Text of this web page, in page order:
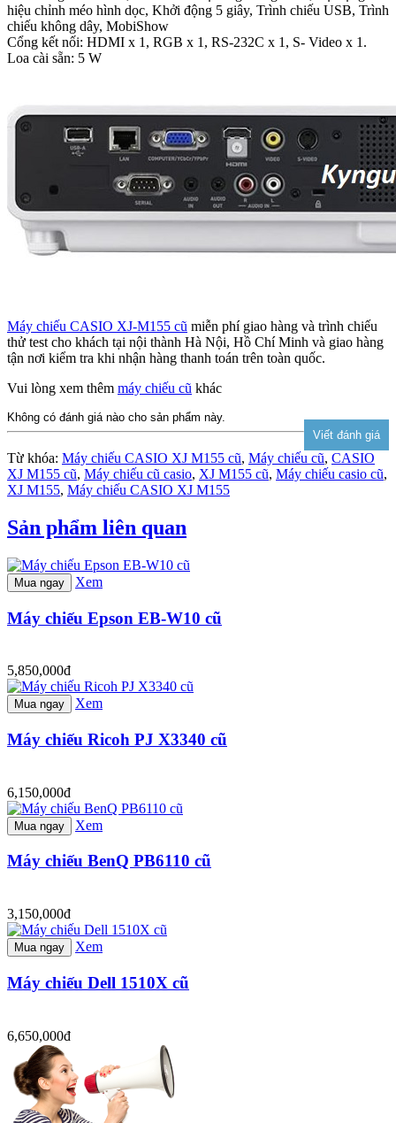
hiệu chỉnh méo hình dọc, Khởi động 5 giây, Trình chiếu USB, Trình
chiếu không dây, MobiShow
Cổng kết nối: HDMI x 1, RGB x 1, RS-232C x 1, S- Video x 1.
Loa cài sẵn: 5 W
Máy chiếu CASIO XJ-M155 cũ miễn phí giao hàng và trình chiếu
thử test cho khách tại nội thành Hà Nội, Hồ Chí Minh và giao hàng
tận nơi kiểm tra khi nhận hàng thanh toán trên toàn quốc.
Vui lòng xem thêm máy chiếu cũ khác
Không có đánh giá nào cho sản phẩm này.
Từ khóa: Máy chiếu CASIO XJ M155 cũ, Máy chiếu cũ, CASIO
XJ M155 cũ, Máy chiếu cũ casio, XJ M155 cũ, Máy chiếu casio cũ,
XJ M155, Máy chiếu CASIO XJ M155
Sản phẩm liên quan
Mua ngay Xem
Máy chiếu Epson EB-W10 cũ
5,850,000đ
Mua ngay Xem
Máy chiếu Ricoh PJ X3340 cũ
6,150,000đ
Mua ngay Xem
Máy chiếu BenQ PB6110 cũ
3,150,000đ
Mua ngay Xem
Máy chiếu Dell 1510X cũ
6,650,000đ